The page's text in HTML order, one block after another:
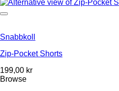
Snabbkoll
Zip-Pocket Shorts
199,00 kr
Browse